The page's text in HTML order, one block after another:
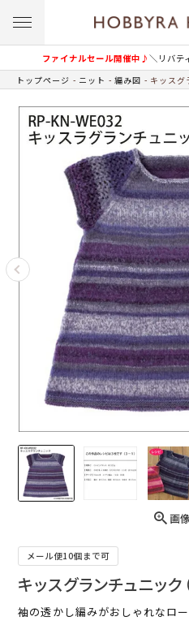
ファイナルセール開催中♪＼リバテ
トップページ ニット 編み図 キッスグ
画
メール便10個まで可
キッスグランチュニック
袖の透かし編みがおしゃれなロ